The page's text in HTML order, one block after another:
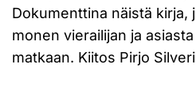
Dokumenttina näistä kirja,
monen vierailijan ja
matkaan. Kiitos Pirjo